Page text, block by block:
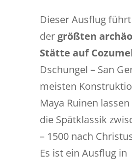
Dieser Ausflug
der größten
Stätte auf
Dschungel – San
meisten
Maya Ruinen
die Spätklassik
– 1500 nach
Es ist ein Ausflug in